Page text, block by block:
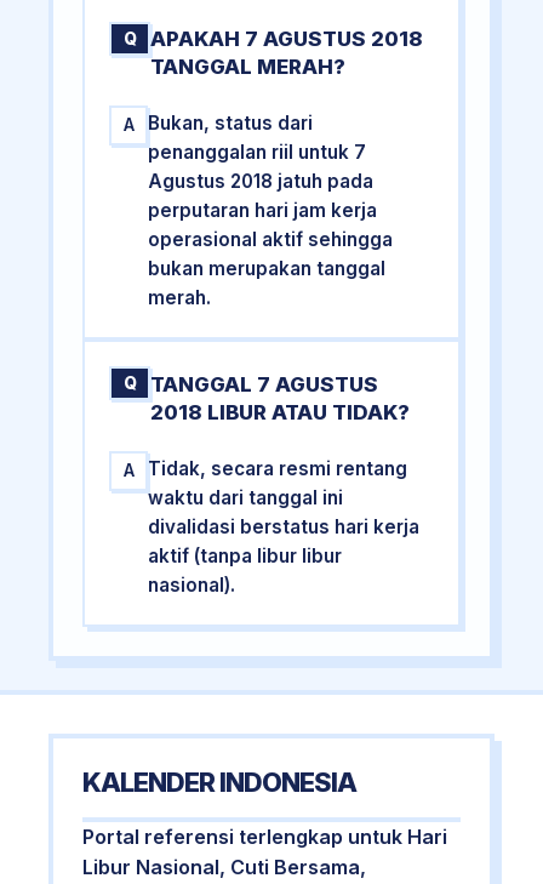
Q
APAKAH 7 AGUSTUS 2018
TANGGAL MERAH?
A
Bukan, status dari
penanggalan riil untuk 7
Agustus 2018 jatuh pada
perputaran hari jam kerja
operasional aktif sehingga
bukan merupakan tanggal
merah.
Q
TANGGAL 7 AGUSTUS
2018 LIBUR ATAU TIDAK?
A
Tidak, secara resmi rentang
waktu dari tanggal ini
divalidasi berstatus hari kerja
aktif (tanpa libur libur
nasional).
KALENDER INDONESIA
Portal referensi terlengkap untuk Hari
Libur Nasional, Cuti Bersama,